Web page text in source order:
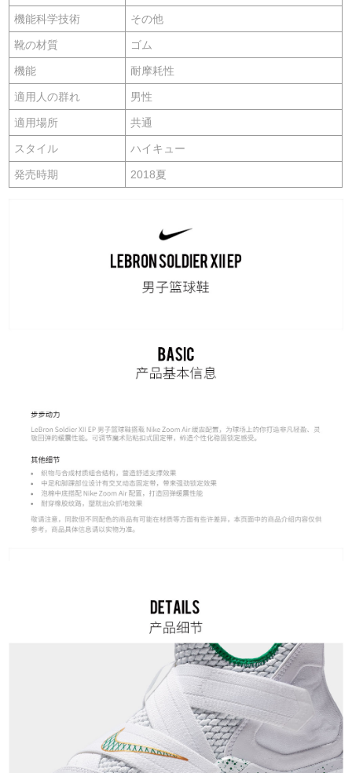
機能科学技術 その他
靴の材質 ゴム
機能 耐摩耗性
適用人の群れ 男性
適用場所 共通
スタイル ハイキュー
発売時期 2018夏